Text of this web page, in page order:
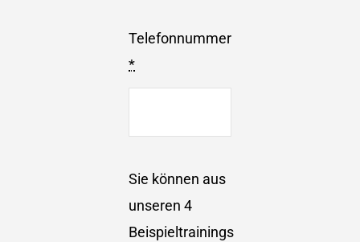
Telefonnummer
*
Sie können aus
unseren 4
Beispieltrainings